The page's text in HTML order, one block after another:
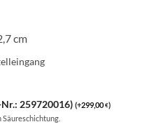
cm
259720016) (+299,00 €)